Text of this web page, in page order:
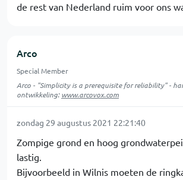
de rest van Nederland ruim voor ons
Arco
Special Member
Arco - "Simplicity is a prerequisite for reliability" -
ontwikkeling:www.arcovox.com
zondag 29 augustus 2021 22:21:40
Zompige grond en hoog
lastig.
Bijvoorbeeld in Wilnis moeten de